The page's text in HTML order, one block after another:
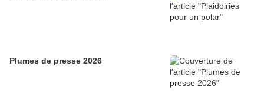
Plumes de presse 2026